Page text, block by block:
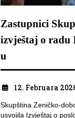
Zastupnici
izvještaj o radu
u
12. Februara
Skupština Zeničko-
usvojila Izvještaj o